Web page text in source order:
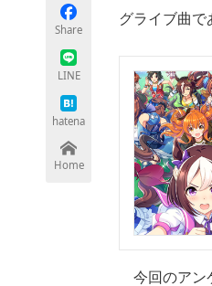
Share
LINE
hatena
Home
グライブ曲で
今回のアン